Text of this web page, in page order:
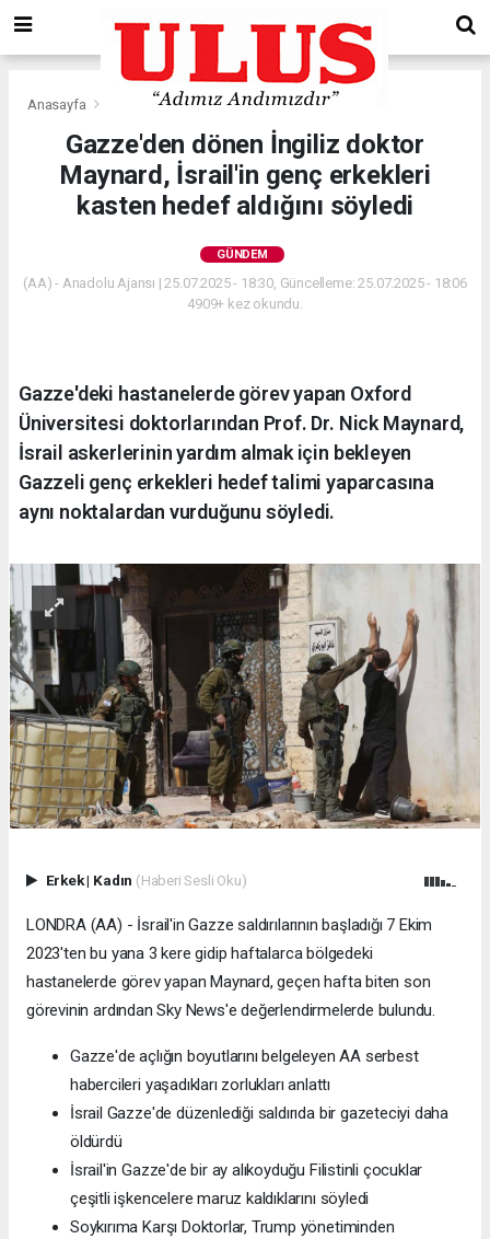
Anasayfa Gündem
Gazze'den dönen İngiliz doktor
Maynard, İsrail'in genç erkekleri
kasten hedef aldığını söyledi
GÜNDEM
(AA) - Anadolu Ajansı | 25.07.2025 - 18:30, Güncelleme: 25.07.2025 - 18:06
4909+ kez okundu.
Gazze'deki hastanelerde görev yapan Oxford
Üniversitesi doktorlarından Prof. Dr. Nick Maynard,
İsrail askerlerinin yardım almak için bekleyen
Gazzeli genç erkekleri hedef talimi yaparcasına
aynı noktalardan vurduğunu söyledi.
Erkek| Kadın (Haberi Sesli Oku)
LONDRA (AA) - İsrail'in Gazze saldırılarının başladığı 7 Ekim
2023'ten bu yana 3 kere gidip haftalarca bölgedeki
hastanelerde görev yapan Maynard, geçen hafta biten son
görevinin ardından Sky News'e değerlendirmelerde bulundu.
Gazze'de açlığın boyutlarını belgeleyen AA serbest
habercileri yaşadıkları zorlukları anlattı
İsrail Gazze'de düzenlediği saldırıda bir gazeteciyi daha
öldürdü
İsrail'in Gazze'de bir ay alıkoyduğu Filistinli çocuklar
çeşitli işkencelere maruz kaldıklarını söyledi
Soykırıma Karşı Doktorlar, Trump yönetiminden